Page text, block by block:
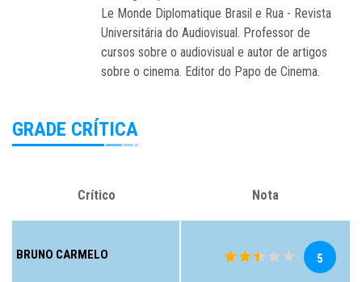
Le Monde Diplomatique Brasil e Rua - Revista
Universitária do Audiovisual. Professor de
cursos sobre o audiovisual e autor de artigos
sobre o cinema. Editor do Papo de Cinema.
GRADE CRÍTICA
Crítico Nota
BRUNO CARMELO 5